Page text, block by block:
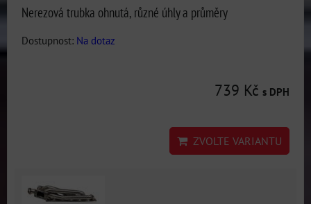
Nerezová trubka ohnutá, různé úhly a průměry
Dostupnost: Na dotaz
739 Kč s DPH
ZVOLTE VARIANTU